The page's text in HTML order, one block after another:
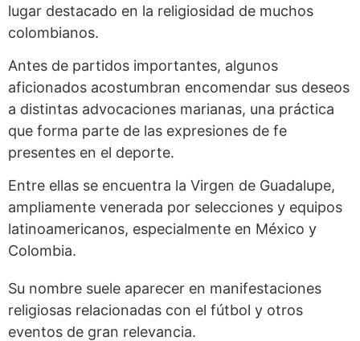
lugar destacado en la religiosidad de muchos
colombianos.
Antes de partidos importantes, algunos
aficionados acostumbran encomendar sus deseos
a distintas advocaciones marianas, una práctica
que forma parte de las expresiones de fe
presentes en el deporte.
Entre ellas se encuentra la Virgen de Guadalupe,
ampliamente venerada por selecciones y equipos
latinoamericanos, especialmente en México y
Colombia.
Su nombre suele aparecer en manifestaciones
religiosas relacionadas con el fútbol y otros
eventos de gran relevancia.